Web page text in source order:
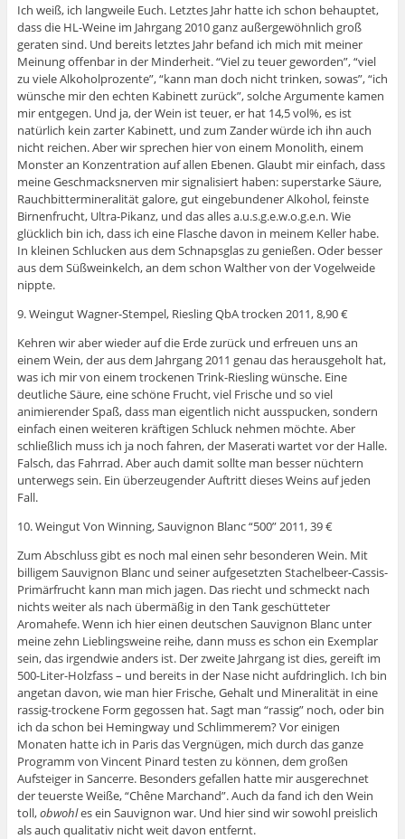
Ich weiß, ich langweile Euch. Letztes Jahr hatte ich schon behauptet,
dass die HL-Weine im Jahrgang 2010 ganz außergewöhnlich groß
geraten sind. Und bereits letztes Jahr befand ich mich mit meiner
Meinung offenbar in der Minderheit. “Viel zu teuer geworden”, “viel
zu viele Alkoholprozente”, “kann man doch nicht trinken, sowas”, “ich
wünsche mir den echten Kabinett zurück”, solche Argumente kamen
mir entgegen. Und ja, der Wein ist teuer, er hat 14,5 vol%, es ist
natürlich kein zarter Kabinett, und zum Zander würde ich ihn auch
nicht reichen. Aber wir sprechen hier von einem Monolith, einem
Monster an Konzentration auf allen Ebenen. Glaubt mir einfach, dass
meine Geschmacksnerven mir signalisiert haben: superstarke Säure,
Rauchbittermineralität galore, gut eingebundener Alkohol, feinste
Birnenfrucht, Ultra-Pikanz, und das alles a.u.s.g.e.w.o.g.e.n. Wie
glücklich bin ich, dass ich eine Flasche davon in meinem Keller habe.
In kleinen Schlucken aus dem Schnapsglas zu genießen. Oder besser
aus dem Süßweinkelch, an dem schon Walther von der Vogelweide
nippte.
9. Weingut Wagner-Stempel, Riesling QbA trocken 2011, 8,90 €
Kehren wir aber wieder auf die Erde zurück und erfreuen uns an
einem Wein, der aus dem Jahrgang 2011 genau das herausgeholt hat,
was ich mir von einem trockenen Trink-Riesling wünsche. Eine
deutliche Säure, eine schöne Frucht, viel Frische und so viel
animierender Spaß, dass man eigentlich nicht ausspucken, sondern
einfach einen weiteren kräftigen Schluck nehmen möchte. Aber
schließlich muss ich ja noch fahren, der Maserati wartet vor der Halle.
Falsch, das Fahrrad. Aber auch damit sollte man besser nüchtern
unterwegs sein. Ein überzeugender Auftritt dieses Weins auf jeden
Fall.
10. Weingut Von Winning, Sauvignon Blanc “500” 2011, 39 €
Zum Abschluss gibt es noch mal einen sehr besonderen Wein. Mit
billigem Sauvignon Blanc und seiner aufgesetzten Stachelbeer-Cassis-
Primärfrucht kann man mich jagen. Das riecht und schmeckt nach
nichts weiter als nach übermäßig in den Tank geschütteter
Aromahefe. Wenn ich hier einen deutschen Sauvignon Blanc unter
meine zehn Lieblingsweine reihe, dann muss es schon ein Exemplar
sein, das irgendwie anders ist. Der zweite Jahrgang ist dies, gereift im
500-Liter-Holzfass – und bereits in der Nase nicht aufdringlich. Ich bin
angetan davon, wie man hier Frische, Gehalt und Mineralität in eine
rassig-trockene Form gegossen hat. Sagt man “rassig” noch, oder bin
ich da schon bei Hemingway und Schlimmerem? Vor einigen
Monaten hatte ich in Paris das Vergnügen, mich durch das ganze
Programm von Vincent Pinard testen zu können, dem großen
Aufsteiger in Sancerre. Besonders gefallen hatte mir ausgerechnet
der teuerste Weiße, “Chêne Marchand”. Auch da fand ich den Wein
toll,obwohles ein Sauvignon war. Und hier sind wir sowohl preislich
als auch qualitativ nicht weit davon entfernt.